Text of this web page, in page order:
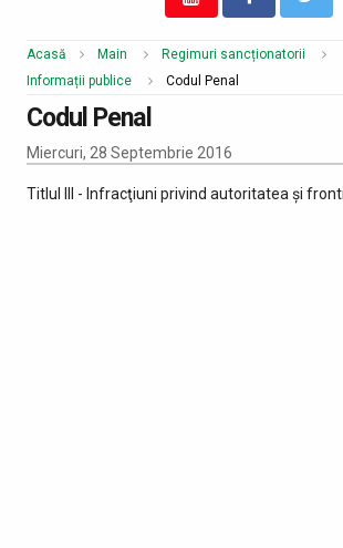
Acasă Main
Regimuri sancționatorii
Informații publice
Codul Penal
Codul Penal
Miercuri, 28 Septembrie 2016
Titlul III - Infracţiuni privind autoritatea şi